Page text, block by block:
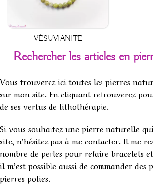
VÉSUVIANITE
Rechercher les articles en
Vous trouverez ici toutes les pierres
sur mon site. En cliquant retrouverez
de ses vertus de lithothérapie.
Si vous souhaitez une pierre naturelle
site, n’hésitez pas à me contacter. Il me
nombre de perles pour refaire bracelets et
il m’est possible aussi de commander des
pierres polies.